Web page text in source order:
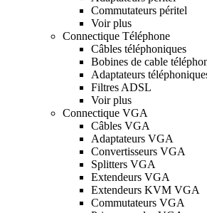
Commutateurs péritel
Voir plus
Connectique Téléphone
Câbles téléphoniques
Bobines de cable
Adaptateurs
Filtres ADSL
Voir plus
Connectique VGA
Câbles VGA
Adaptateurs VGA
Convertisseurs VGA
Splitters VGA
Extendeurs VGA
Extendeurs KVM VGA
Commutateurs VGA